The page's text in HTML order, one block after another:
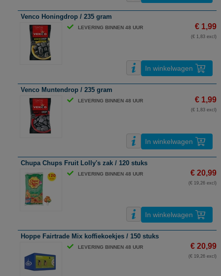
Venco Honingdrop / 235 gram
LEVERING BINNEN 48 UUR € 1,99
(€ 1,83 excl)
In winkelwagen
Venco Muntendrop / 235 gram
LEVERING BINNEN 48 UUR € 1,99
(€ 1,83 excl)
In winkelwagen
Chupa Chups Fruit Lolly's zak / 120 stuks
LEVERING BINNEN 48 UUR € 20,99
(€ 19,26 excl)
In winkelwagen
Hoppe Fairtrade Mix koffiekoekjes / 150 stuks
LEVERING BINNEN 48 UUR € 20,99
(€ 19,26 excl)